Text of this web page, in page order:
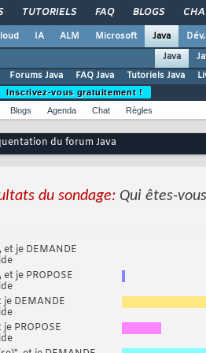
TUTORIELS FAQ BLOGS
IA ALM Microsoft Java
Java
Forums Java
FAQ Java Tutoriels Java
Inscrivez-vous gratuitement !
Blogs Agenda Chat Règles
du forum Java
du sondage: Qui êtes-
et je DEMANDE
je PROPOSE
DEMANDE
PROPOSE